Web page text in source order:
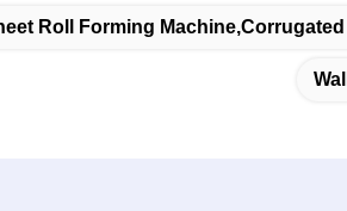
Roll Forming